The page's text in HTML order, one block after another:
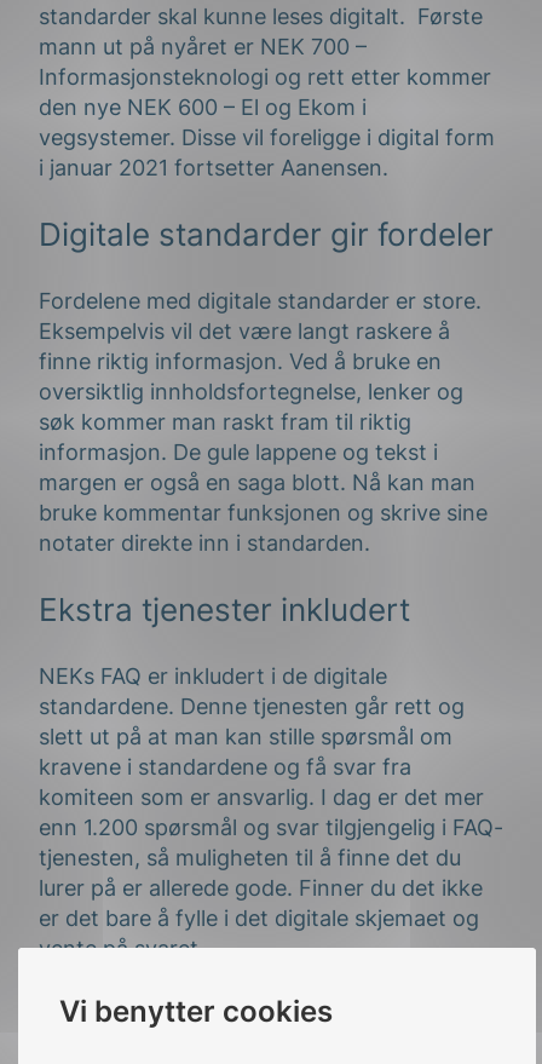
Vi benytter cookies
standarder skal kunne leses digitalt. Første
mann ut på nyåret er NEK 700 –
Informasjonsteknologi og rett etter kommer
den nye NEK 600 – El og Ekom i
vegsystemer. Disse vil foreligge i digital form
i januar 2021 fortsetter Aanensen.
Digitale standarder gir fordeler
Fordelene med digitale standarder er store.
Eksempelvis vil det være langt raskere å
finne riktig informasjon. Ved å bruke en
oversiktlig innholdsfortegnelse, lenker og
søk kommer man raskt fram til riktig
informasjon. De gule lappene og tekst i
margen er også en saga blott. Nå kan man
bruke kommentar funksjonen og skrive sine
notater direkte inn i standarden.
Ekstra tjenester inkludert
NEKs FAQ er inkludert i de digitale
standardene. Denne tjenesten går rett og
slett ut på at man kan stille spørsmål om
kravene i standardene og få svar fra
komiteen som er ansvarlig. I dag er det mer
enn 1.200 spørsmål og svar tilgjengelig i FAQ-
tjenesten, så muligheten til å finne det du
lurer på er allerede gode. Finner du det ikke
er det bare å fylle i det digitale skjemaet og
vente på svaret.
-Tilbakemeldinger fra brukerne tyder på at vi
har truffet hodet på spikeren med løsningen